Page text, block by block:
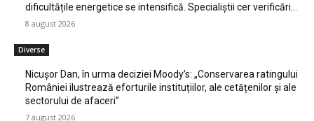
dificultățile energetice se intensifică. Specialiștii cer verificări…
8 august 2026
Diverse
Nicușor Dan, în urma deciziei Moody’s: „Conservarea ratingului
României ilustrează eforturile instituțiilor, ale cetățenilor și ale
sectorului de afaceri”
7 august 2026